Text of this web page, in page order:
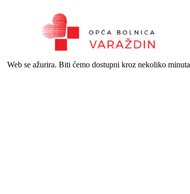
Web se ažurira. Biti ćemo dostupni kroz nekoliko minuta